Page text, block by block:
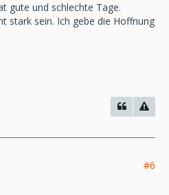
gute und schlechte Tage.
stark sein. Ich gebe die Hoffnung
#6